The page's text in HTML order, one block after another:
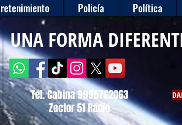
Policía Política
Tel. Cabina 9995762063
Zector 51 Radio
UNA FORMA